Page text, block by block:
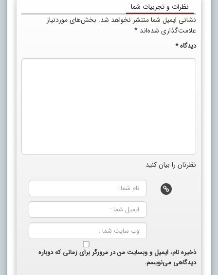
نظرات و تجربیات شما
نشانی ایمیل شما منتشر نخواهد شد. بخش‌های موردنیاز
علامت‌گذاری شده‌اند *
دیدگاه*
نظرتان را بیان کنید
ذخیره نام، ایمیل و وبسایت من در مرورگر برای زمانی که دوباره
دیدگاهی می‌نویسم.